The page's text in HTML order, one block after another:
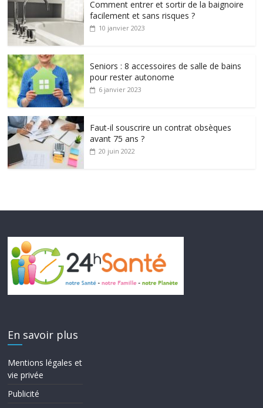
Comment entrer et sortir de la baignoire
facilement et sans risques ?
10 janvier 2023
Seniors : 8 accessoires de salle de bains
pour rester autonome
6 janvier 2023
Faut-il souscrire un contrat obsèques
avant 75 ans ?
20 juin 2022
En savoir plus
Mentions légales et
vie privée
Publicité